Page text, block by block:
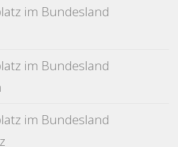
im Bundesland
im Bundesland
im Bundesland